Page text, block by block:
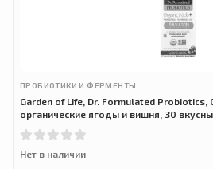
ПРОБИОТИКИ И ФЕРМЕНТЫ
Garden of Life, Dr. Formulated Probiotics,
органические ягоды и вишня, 30
Нет в наличии